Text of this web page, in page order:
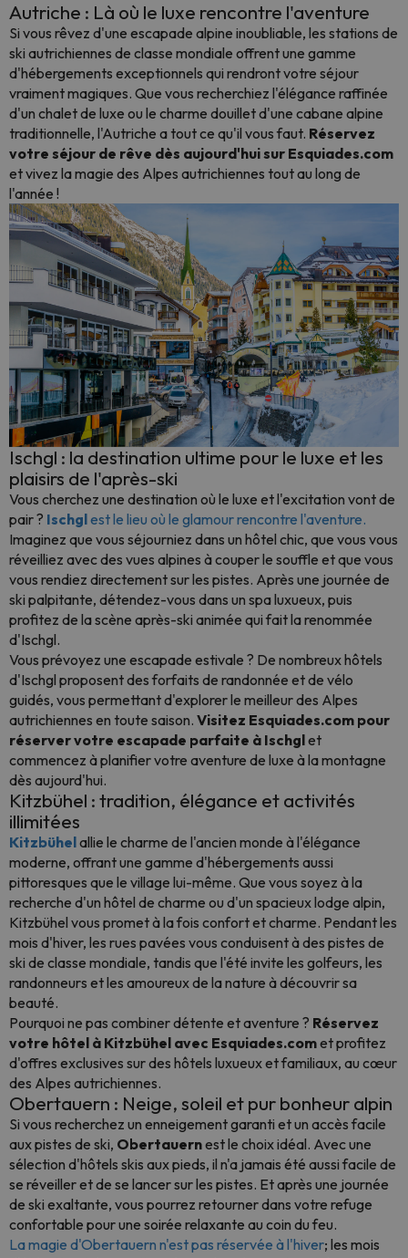
Autriche : Là où le luxe rencontre l'aventure
Si vous rêvez d'une escapade alpine inoubliable, les stations de
ski autrichiennes de classe mondiale offrent une gamme
d'hébergements exceptionnels qui rendront votre séjour
vraiment magiques. Que vous recherchiez l'élégance raffinée
d'un chalet de luxe ou le charme douillet d'une cabane alpine
traditionnelle, l'Autriche a tout ce qu'il vous faut. Réservez
votre séjour de rêve dès aujourd'hui sur Esquiades.com
et vivez la magie des Alpes autrichiennes tout au long de
l'année !
Ischgl : la destination ultime pour le luxe et les
plaisirs de l'après-ski
Vous cherchez une destination où le luxe et l'excitation vont de
pair ? Ischglest le lieu où le glamour rencontre l'aventure.
Imaginez que vous séjourniez dans un hôtel chic, que vous vous
réveilliez avec des vues alpines à couper le souffle et que vous
vous rendiez directement sur les pistes. Après une journée de
ski palpitante, détendez-vous dans un spa luxueux, puis
profitez de la scène après-ski animée qui fait la renommée
d'Ischgl.
Vous prévoyez une escapade estivale ? De nombreux hôtels
d'Ischgl proposent des forfaits de randonnée et de vélo
guidés, vous permettant d'explorer le meilleur des Alpes
autrichiennes en toute saison. Visitez Esquiades.com pour
réserver votre escapade parfaite à Ischglet
commencez à planifier votre aventure de luxe à la montagne
dès aujourd'hui.
Kitzbühel : tradition, élégance et activités
illimitées
Kitzbühelallie le charme de l'ancien monde à l'élégance
moderne, offrant une gamme d'hébergements aussi
pittoresques que le village lui-même. Que vous soyez à la
recherche d'un hôtel de charme ou d'un spacieux lodge alpin,
Kitzbühel vous promet à la fois confort et charme. Pendant les
mois d'hiver, les rues pavées vous conduisent à des pistes de
ski de classe mondiale, tandis que l'été invite les golfeurs, les
randonneurs et les amoureux de la nature à découvrir sa
beauté.
Pourquoi ne pas combiner détente et aventure ? Réservez
votre hôtel à Kitzbühel avec Esquiades.comet profitez
d'offres exclusives sur des hôtels luxueux et familiaux, au cœur
des Alpes autrichiennes.
Obertauern : Neige, soleil et pur bonheur alpin
Si vous recherchez un enneigement garanti et un accès facile
aux pistes de ski, Obertauernest le choix idéal. Avec une
sélection d'hôtels skis aux pieds, il n'a jamais été aussi facile de
se réveiller et de se lancer sur les pistes. Et après une journée
de ski exaltante, vous pourrez retourner dans votre refuge
confortable pour une soirée relaxante au coin du feu.
La magie d'Obertauern n'est pas réservée à l'hiver; les mois